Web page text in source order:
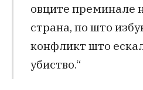
овците преминале
страна, по што
конфликт што
убиство.“